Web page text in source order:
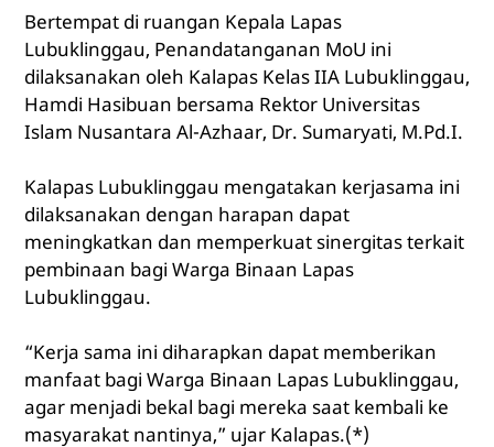
Bertempat di ruangan Kepala Lapas
Lubuklinggau, Penandatanganan MoU ini
dilaksanakan oleh Kalapas Kelas IIA Lubuklinggau,
Hamdi Hasibuan bersama Rektor Universitas
Islam Nusantara Al-Azhaar, Dr. Sumaryati, M.Pd.I.
Kalapas Lubuklinggau mengatakan kerjasama ini
dilaksanakan dengan harapan dapat
meningkatkan dan memperkuat sinergitas terkait
pembinaan bagi Warga Binaan Lapas
Lubuklinggau.
“Kerja sama ini diharapkan dapat memberikan
manfaat bagi Warga Binaan Lapas Lubuklinggau,
agar menjadi bekal bagi mereka saat kembali ke
masyarakat nantinya,” ujar Kalapas.(*)